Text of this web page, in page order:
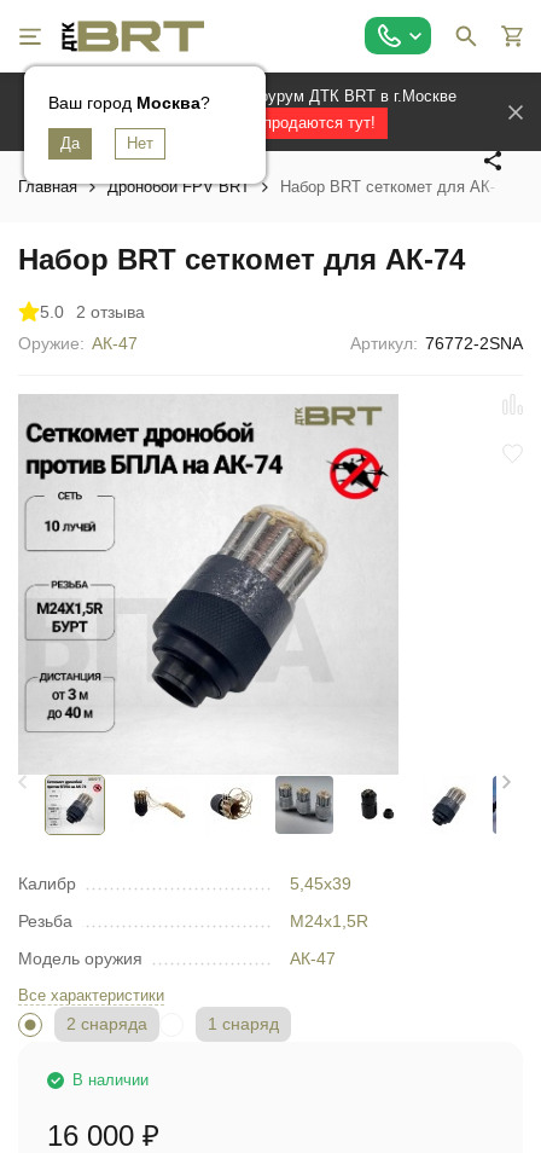
Ваш город Москва?
Ваш город Москва?
Ваш город Москва?
Официальный магазин и шоурум ДТК BRT в г.Москве
Лучшие ДТК продаются тут!
Главная Дронобои FPV BRT Набор BRT сеткомет для АК-74
Набор BRT сеткомет для АК-74
5.0
2 отзыва
Оружие: АК-47 Артикул: 76772-2SNA
Калибр
5,45х39
Резьба
M24х1,5R
Модель оружия
АК-47
Все характеристики
2 снаряда 1 снаряд
В наличии
16 000 ₽